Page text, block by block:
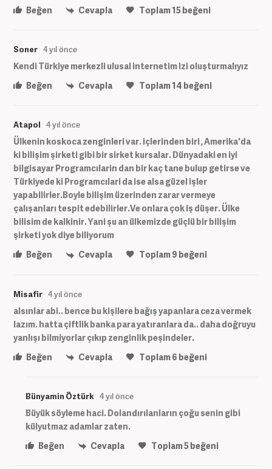
Beğen
Cevapla Toplam15beğeni
Soner 4 yıl önce
Kendi Türkiye merkezli ulusal internetim izi oluşturmalıyız
Beğen
Cevapla Toplam14 beğeni
Atapol 4 yıl önce
Ülkenin koskoca zenginleri var. içlerinden biri , Amerika'da
ki bilişim şirketi gibi bir sirket kursalar. Dünyadaki en iyi
bilgisayar Programcılarin dan bir kaç tane bulup getirse ve
Türkiyede ki Programcılari da ise alsa güzel işler
yapabilirler.Boyle bilişim üzerinden zarar vermeye
çalışanları tespit edebilirler.Ve onlara çok iş düşer. Ülke
bilisim de kalkinir. Yani şu an ülkemizde güçlü bir bilişim
şirketi yok diye biliyorum
Beğen
Cevapla Toplam9 beğeni
Misafir 4 yıl önce
alsınlar abi.. bence bu kişilere bağış yapanlara ceza vermek
lazım. hatta çiftlik banka para yatıranlara da.. daha doğruyu
yanlışı bilmiyorlar çıkıp zenginlik peşindeler.
Beğen
Cevapla Toplam6 beğeni
Bünyamin Öztürk 4 yıl önce
Büyük söyleme haci. Dolandırılanların çoğu senin gibi
külyutmaz adamlar zaten.
Beğen
Cevapla Toplam5beğeni